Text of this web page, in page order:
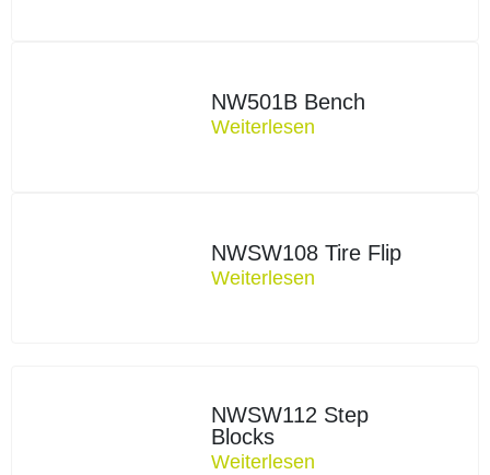
NW501B Bench
Weiterlesen
NWSW108 Tire Flip
Weiterlesen
NWSW112 Step
Blocks
Weiterlesen